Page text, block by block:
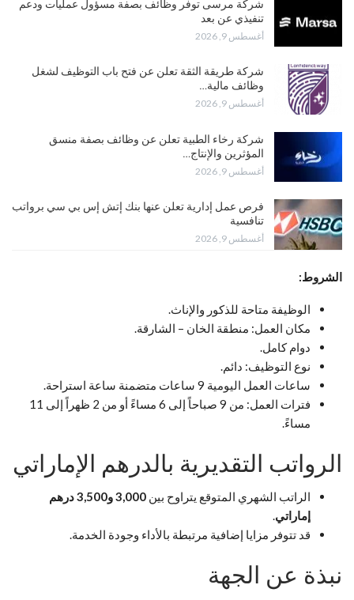
شركة مرسى توفر وظائف بصفة مسؤول عمليات ودعم
تنفيذي عن بعد
أغسطس 9, 2026
شركة طريقة الثقة تعلن عن فتح باب التوظيف لشغل
وظائف مالية…
أغسطس 9, 2026
شركة رخاء الطبية تعلن عن وظائف بصفة منسق
المؤثرين والإنتاج…
أغسطس 9, 2026
فرص عمل إدارية تعلن عنها بنك إتش إس بي سي برواتب
تنافسية
أغسطس 9, 2026
الشروط:
الوظيفة متاحة للذكور والإناث.
مكان العمل: منطقة الخان – الشارقة.
دوام كامل.
نوع التوظيف: دائم.
ساعات العمل اليومية 9 ساعات متضمنة ساعة استراحة.
فترات العمل: من 9 صباحاً إلى 6 مساءً أو من 2 ظهراً إلى 11
مساءً.
الرواتب التقديرية بالدرهم الإماراتي
الراتب الشهري المتوقع يتراوح بين
3,000 و3,500 درهم
إماراتي.
قد تتوفر مزايا إضافية مرتبطة بالأداء وجودة الخدمة.
نبذة عن الجهة